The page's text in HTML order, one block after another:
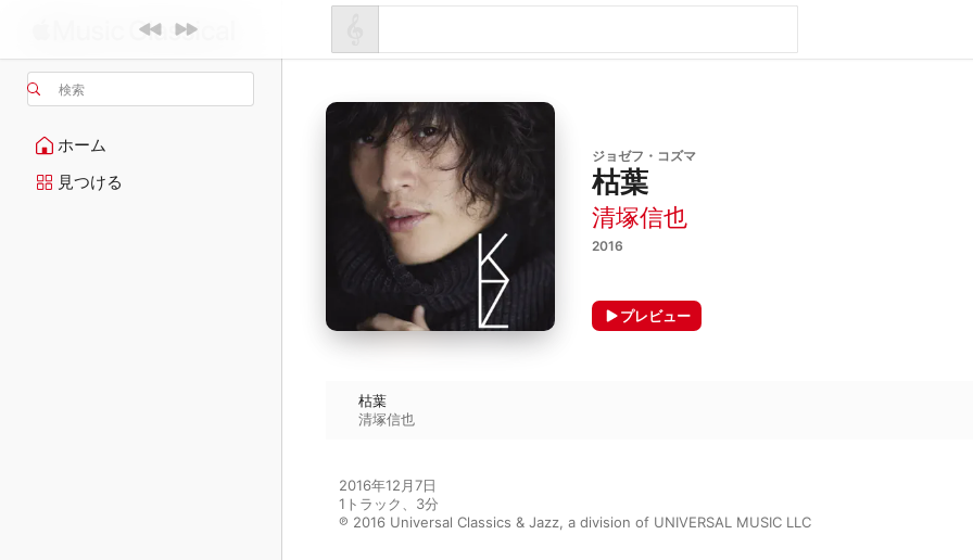
検索
ホーム
見つける
ジョゼフ・コズマ
枯葉
清塚信也
2016
プレビュー
枯葉
清塚信也
2016年12月7日
1トラック、3分
℗ 2016 Universal Classics & Jazz, a division of UNIVERSAL MUSIC LLC